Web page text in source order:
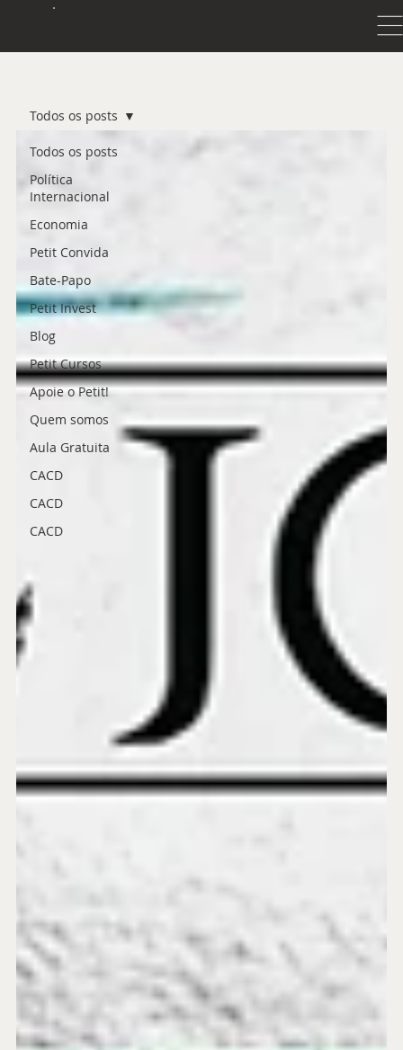
Todos os posts
Política
Internacional
Economia
Petit Convida
Bate-Papo
Petit Invest
Blog
Petit Cursos
Apoie o Petit!
Quem somos
Aula Gratuita
CACD
CACD
CACD
Todos os posts